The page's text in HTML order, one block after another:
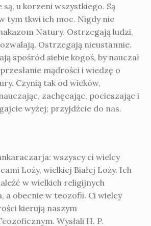
u korzeni wszystkiego. Są
tym tkwi ich moc. Nigdy nie
Natury. Ostrzegają ludzi,
Ostrzegają nieustannie.
spośród siebie kogoś, by nauczał
mądrości i wiedzę o
Czynią tak od wieków,
zachęcając, pocieszając i
wyżej; przyjdźcie do nas.
wszyscy ci wielcy
Loży, wielkiej Białej Loży. Ich
w wielkich religijnych
a obecnie w teozofii. Ci wielcy
kierują naszym
Wysłali H. P.